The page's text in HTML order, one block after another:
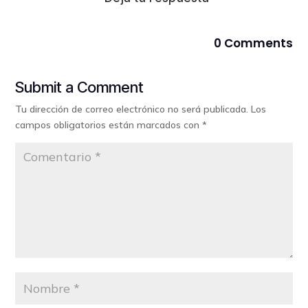
0 Comments
Submit a Comment
Tu dirección de correo electrónico no será publicada. Los
campos obligatorios están marcados con*